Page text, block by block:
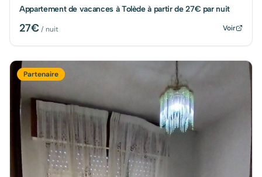
Appartement de vacances à Tolède à partir de 27€ par nuit
27€/ nuit Voir
Partenaire